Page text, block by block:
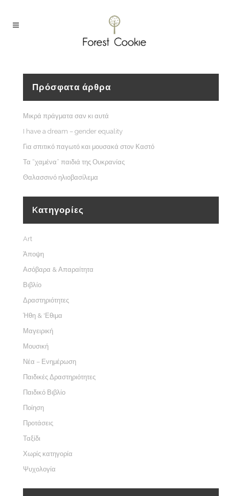
Πρόσφατα άρθρα
Μικρά πράγματα σαν κι αυτά
I have a dream – gender equality
Για σπιτικό παγωτό και μουσακά στον Καστό
Τα “χαμένα” παιδιά της Ουκρανίας
Θαλασσινό ηλιοβασίλεμα
Kατηγορίες
Art
Άποψη
Ασόβαρα & Απαραίτητα
Βιβλίο
Δραστηριότητες
Ήθη & 'Εθιμα
Μαγειρική
Μουσική
Νέα – Ενημέρωση
Παιδικές Δραστηριότητες
Παιδικό Βιβλίο
Ποίηση
Προτάσεις
Ταξίδι
Χωρίς κατηγορία
Ψυχολογία